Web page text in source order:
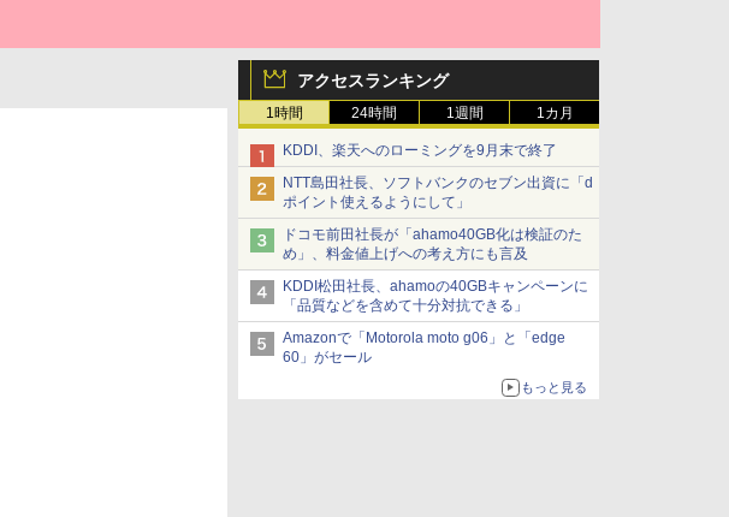
アクセスランキング
1時間 24時間 1週間 1カ月
KDDI、楽天へのローミングを9月末で終了
NTT島田社長、ソフトバンクのセブン出資に「d
ポイント使えるようにして」
ドコモ前田社長が「ahamo40GB化は検証のた
め」、料金値上げへの考え方にも言及
KDDI松田社長、ahamoの40GBキャンペーンに
「品質などを含めて十分対抗できる」
Amazonで「Motorola moto g06」と「edge
60」がセール
もっと見る